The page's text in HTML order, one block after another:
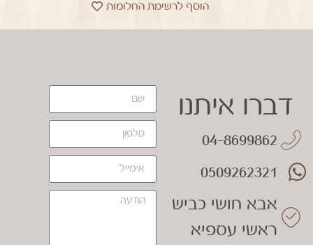
הוסף לרשימת החלומות
דברו איתנו
04-8699862
0509262321
אבא חושי כביש
ראשי עספיא